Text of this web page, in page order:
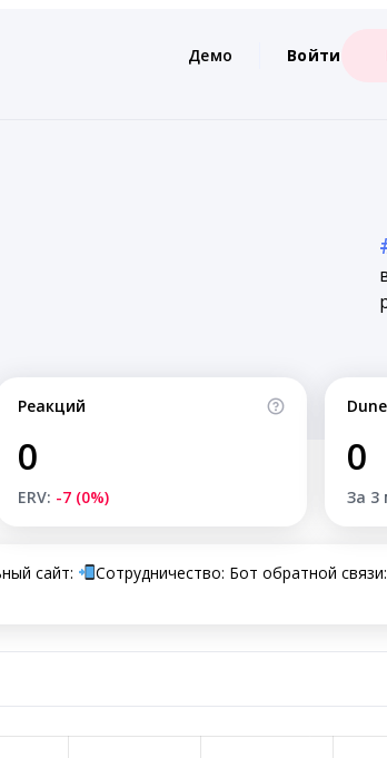
Демо Войти
Реакций
0
ERV: -7 (0%)
0
За 3
сайт:
Сотрудничество: Бот обратной